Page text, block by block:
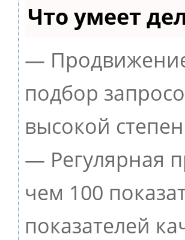
Что умеет
—
подбор
высокой
— Регулярная
чем 100
показателей